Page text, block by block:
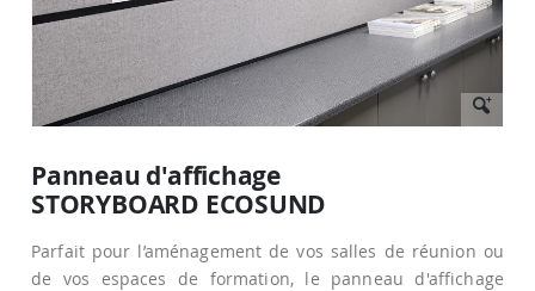
début
de
Galerie
d’images
Panneau d'affichage
STORYBOARD ECOSUND
Parfait pour l’aménagement de vos salles de réunion ou
de vos espaces de formation, le panneau d'affichage